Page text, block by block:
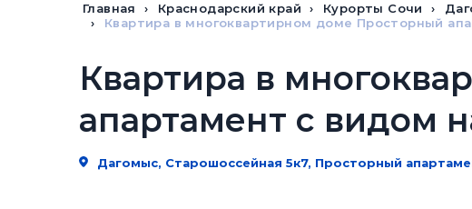
Главная Краснодарский край Курорты Сочи
Квартира в многоквартирном доме Просторный
Квартира в
апартамент с видом
Дагомыс, Старошоссейная 5к7, Просторный